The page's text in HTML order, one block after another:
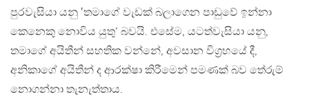
පුරවැසියා යනු ‛තමාගේ වැඩක් බලාගෙන පාඩුවේ ඉන්නා
කෙනෙකු නොවිය යුතු’ බවයි. එසේම, යටත්වැසියා යනු,
තමාගේ අයිතීන් සහතික වන්නේ, අවසාන විග්‍රහයේ දී,
අනිකාගේ අයිතීන් ද ආරක්ෂා කිරීමෙන් පමණක් බව තේරුම්
නොගන්නා තැනැත්තාය.